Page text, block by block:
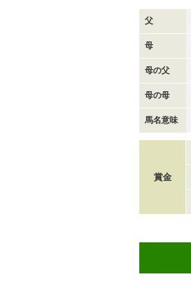
父
母
母の父
母の母
馬名意味
賞金